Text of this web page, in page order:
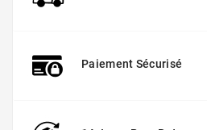
Paiement Sécurisé